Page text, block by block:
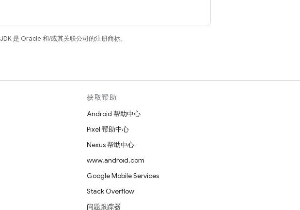
是 Oracle 和/或其关联公司的注册商标。
获取帮助
Android 帮助中心
Pixel 帮助中心
Nexus 帮助中心
www.android.com
Google Mobile Services
Stack Overflow
问题跟踪器